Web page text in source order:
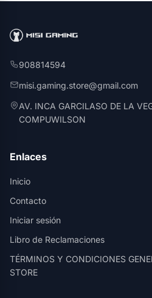
908814594
misi.gaming.store@gmail.com
AV. INCA GARCILASO DE LA
COMPUWILSON
Enlaces
Inicio
Contacto
Iniciar sesión
Libro de Reclamaciones
TÉRMINOS Y CONDICIONES
STORE